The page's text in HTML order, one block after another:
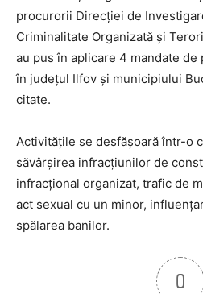
procurorii Direcţiei de
Criminalitate Organizată şi
au pus în aplicare 4 mandate
în judeţul Ilfov şi municipiului
citate.
Activităţile se desfăşoară într-o
săvârşirea infracţiunilor de
infracţional organizat, trafic de
act sexual cu un minor,
spălarea banilor.
0